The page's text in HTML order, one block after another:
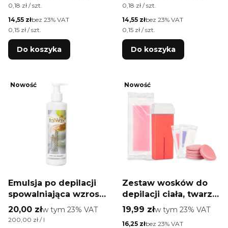
diagnostyczne i
rozmiar S niebiesko-
fioletowe 100 szt
Cena jednostkowa brutto
0,18 zł / szt.
Cena netto
14,55 złbez 23% VAT
Cena jednostkowa netto
0,15 zł / szt.
Do koszyka
diagnostyczne i
rozmiar L niebiesko-
fioletowe 100 szt
Cena jednostkowa brutto
0,18 zł / szt.
Cena netto
14,55 złbez 23% VAT
Cena jednostkowa netto
0,15 zł / szt.
Do koszyka
Nowość
Emulsja po depilacji
spowalniająca wzrost
włosów ItalWax after
Wax Emulsion biała
Cena brutto
20,00 złw tym %s VAT
w tym 23% VAT
Cena jednostkowa brutto
200,00 zł / l
Nowość
Zestaw wosków do
depilacji ciała, twarzy
i bikini Xanitalia Nr 2
Cena brutto
19,99 złw tym %s VAT
w tym 23% VAT
Cena netto
16,25 złbez 23% VAT